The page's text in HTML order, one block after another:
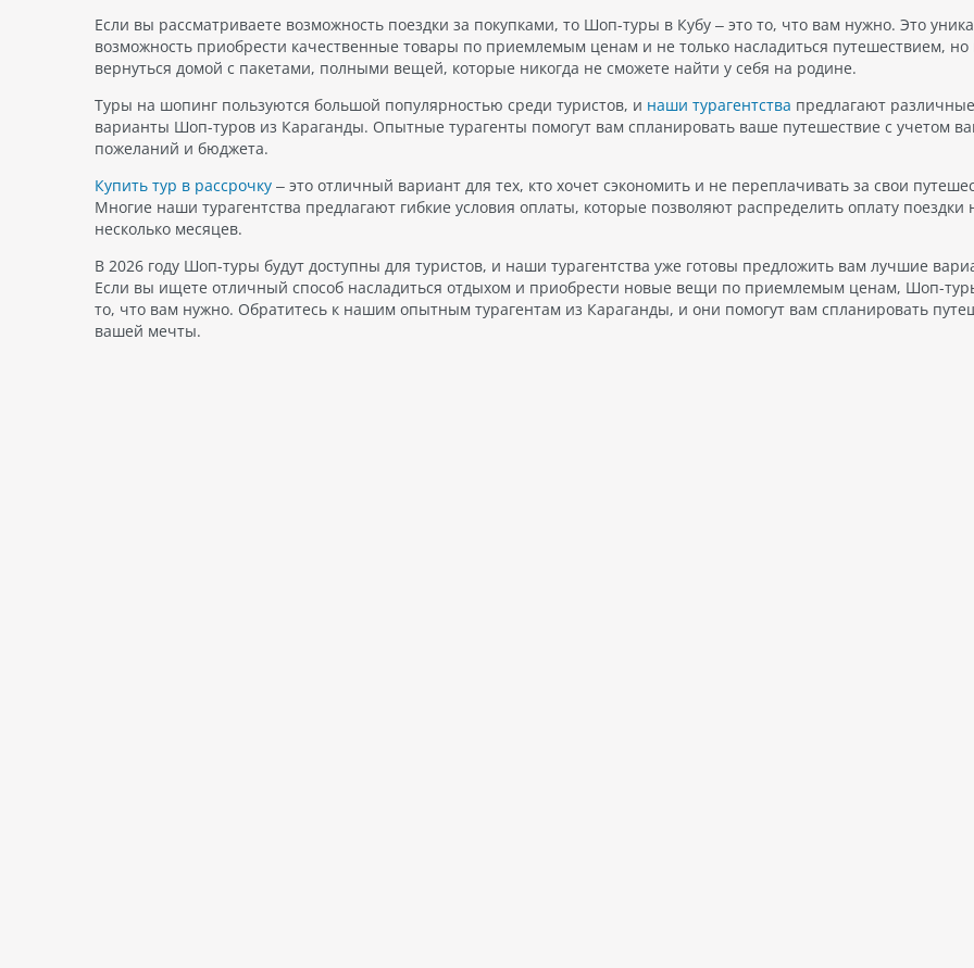
Если вы рассматриваете возможность поездки за покупками, то Шоп-туры в Кубу – это то, что вам нужно. Это
возможность приобрести качественные товары по приемлемым ценам и не только насладиться путешествием, но
вернуться домой с пакетами, полными вещей, которые никогда не сможете найти у себя на родине.
Туры на шопинг пользуются большой популярностью среди туристов, и наши турагентства предлагают различные
варианты Шоп-туров из Караганды. Опытные турагенты помогут вам спланировать ваше путешествие с учетом
пожеланий и бюджета.
Купить тур в рассрочку – это отличный вариант для тех, кто хочет сэкономить и не переплачивать за свои
Многие наши турагентства предлагают гибкие условия оплаты, которые позволяют распределить оплату поездки
несколько месяцев.
В 2026 году Шоп-туры будут доступны для туристов, и наши турагентства уже готовы предложить вам лучшие
Если вы ищете отличный способ насладиться отдыхом и приобрести новые вещи по приемлемым ценам, Шоп-
то, что вам нужно. Обратитесь к нашим опытным турагентам из Караганды, и они помогут вам спланировать
вашей мечты.